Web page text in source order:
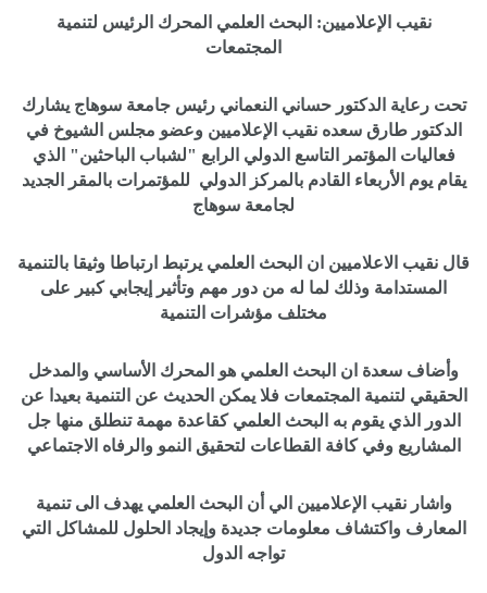
نقيب الإعلاميين: البحث العلمي المحرك الرئيس لتنمية
المجتمعات
تحت رعاية الدكتور حساني النعماني رئيس جامعة سوهاج يشارك
الدكتور طارق سعده نقيب الإعلاميين وعضو مجلس الشيوخ في
فعاليات المؤتمر التاسع الدولي الرابع "لشباب الباحثين" الذي
يقام يوم الأربعاء القادم بالمركز الدولي للمؤتمرات بالمقر الجديد
لجامعة سوهاج
قال نقيب الاعلاميين ان البحث العلمي يرتبط ارتباطا وثيقا بالتنمية
المستدامة وذلك لما له من دور مهم وتأثير إيجابي كبير على
مختلف مؤشرات التنمية
وأضاف سعدة ان البحث العلمي هو المحرك الأساسي والمدخل
الحقيقي لتنمية المجتمعات فلا يمكن الحديث عن التنمية بعيدا عن
الدور الذي يقوم به البحث العلمي كقاعدة مهمة تنطلق منها جل
المشاريع وفي كافة القطاعات لتحقيق النمو والرفاه الاجتماعي
واشار نقيب الإعلاميين الي أن البحث العلمي يهدف الى تنمية
المعارف واكتشاف معلومات جديدة وإيجاد الحلول للمشاكل التي
تواجه الدول